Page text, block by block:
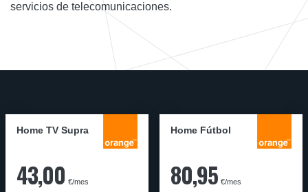
servicios de telecomunicaciones.
Home TV Supra
43,00 €/mes
Home Fútbol
80,95 €/mes